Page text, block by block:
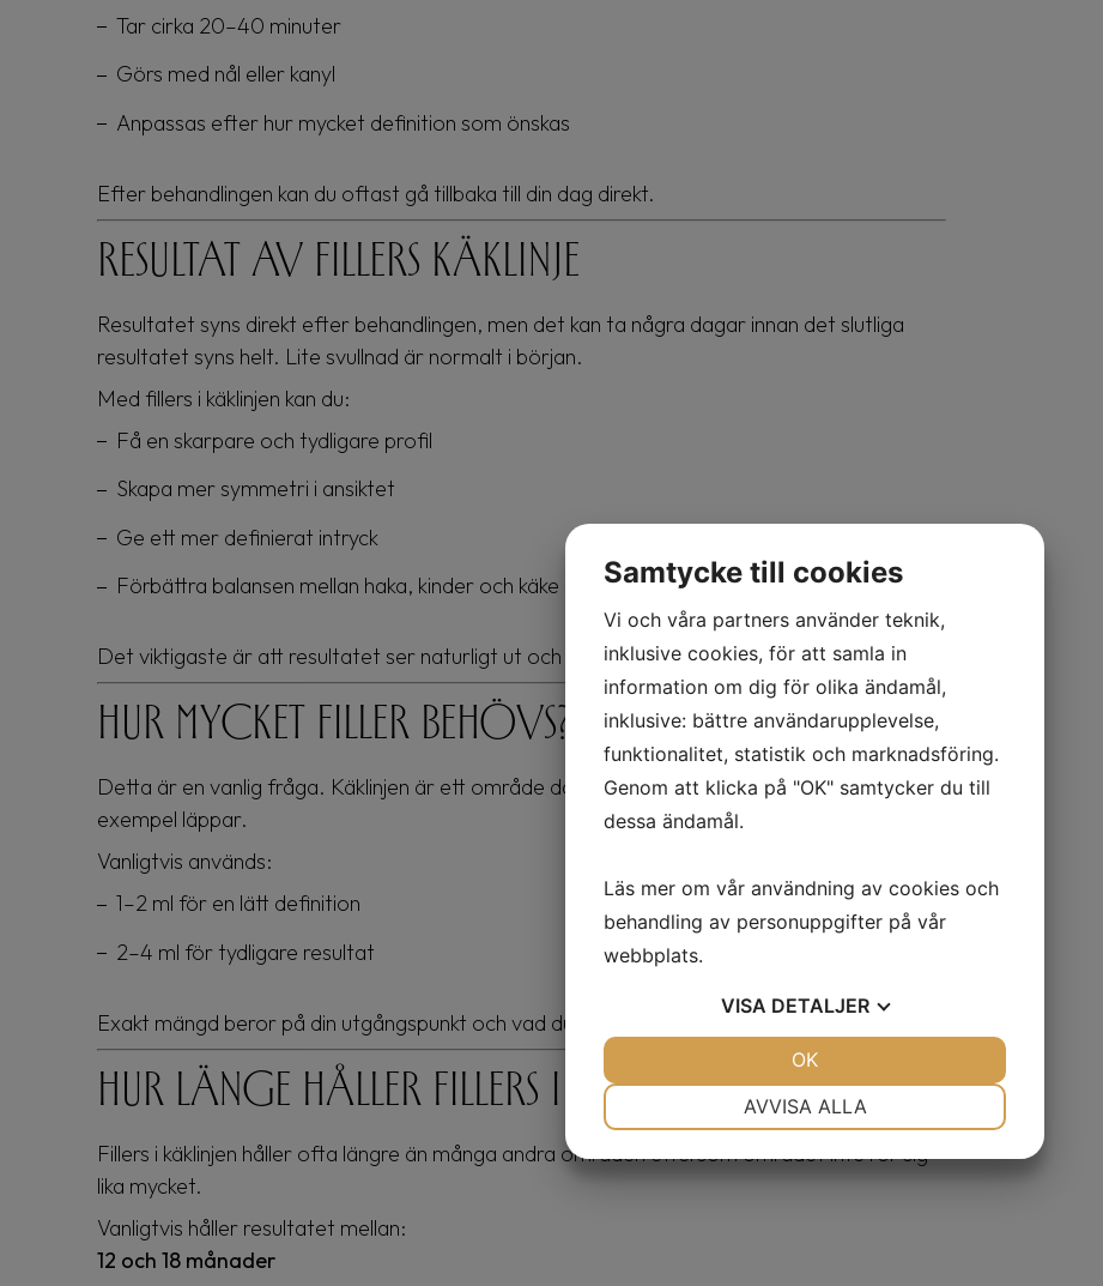
Tar cirka 20–40 minuter
Görs med nål eller kanyl
Anpassas efter hur mycket definition som önskas
Efter behandlingen kan du oftast gå tillbaka till din dag direkt.
Resultat av fillers käklinje
Resultatet syns direkt efter behandlingen, men det kan ta några dagar innan det slutliga
resultatet syns helt. Lite svullnad är normalt i början.
Med fillers i käklinjen kan du:
Få en skarpare och tydligare profil
Skapa mer symmetri i ansiktet
Ge ett mer definierat intryck
Förbättra balansen mellan haka, kinder och käke
Det viktigaste är att resultatet ser naturligt ut och passar ditt ansikte.
Hur mycket filler behövs?
Detta är en vanlig fråga. Käklinjen är ett område där det ofta behövs lite mer filler än till
exempel läppar.
Vanligtvis används:
1–2 ml för en lätt definition
2–4 ml för tydligare resultat
Exakt mängd beror på din utgångspunkt och vad du vill uppnå.
Hur länge håller fillers i käklinjen?
Fillers i käklinjen håller ofta längre än många andra områden eftersom området inte rör sig
lika mycket.
Vanligtvis håller resultatet mellan:
12 och 18 månader
Samtycke till cookies
Vi och våra partners använder teknik,
inklusive cookies, för att samla in
information om dig för olika ändamål,
inklusive: bättre användarupplevelse,
funktionalitet, statistik och marknadsföring.
Genom att klicka på "OK" samtycker du till
dessa ändamål.
Läs mer om vår användning av cookies och
behandling av personuppgifter på vår
webbplats.
VISA DETALJER
AVVISA ALLA
OK